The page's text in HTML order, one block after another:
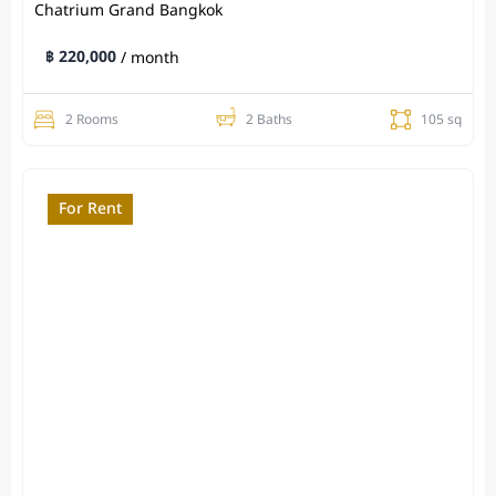
Chatrium Grand Bangkok
฿ 220,000/ month
2 Rooms 2 Baths 105 sq
For Rent